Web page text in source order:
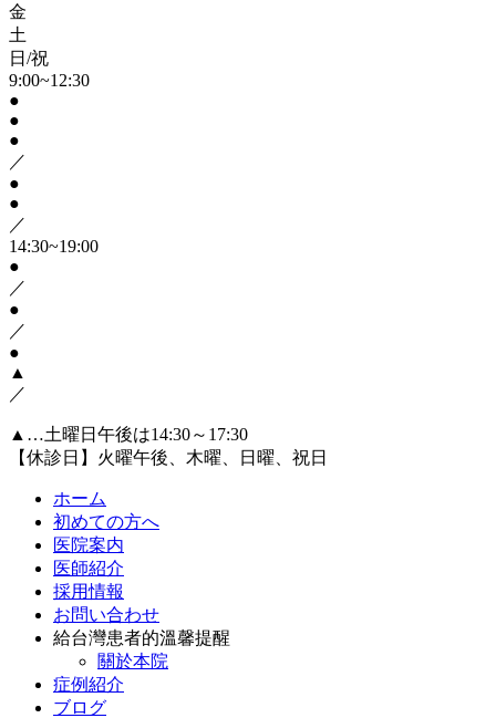
金
土
日/祝
9:00~12:30
●
●
●
／
●
●
／
14:30~19:00
●
／
●
／
●
▲
／
▲…土曜日午後は14:30～17:30
【休診日】火曜午後、木曜、日曜、祝日
ホーム
初めての方へ
医院案内
医師紹介
採用情報
お問い合わせ
給台灣患者的溫馨提醒
關於本院
症例紹介
ブログ